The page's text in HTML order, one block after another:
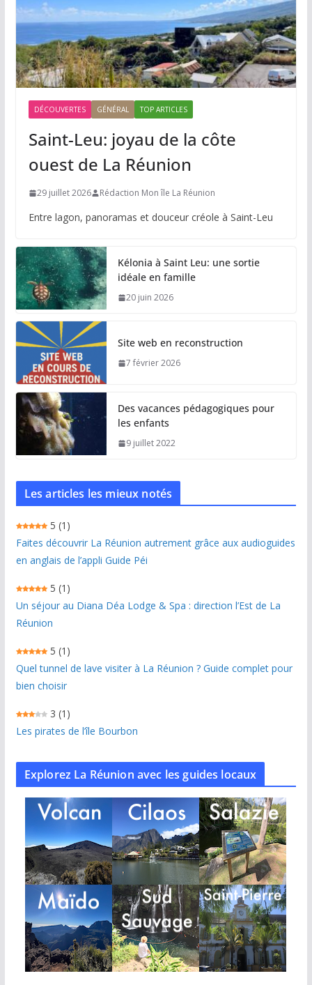
DÉCOUVERTES GÉNÉRAL TOP ARTICLES
Saint-Leu: joyau de la côte
ouest de La Réunion
29 juillet 2026 Rédaction Mon île La Réunion
Entre lagon, panoramas et douceur créole à Saint-Leu
Kélonia à Saint Leu: une sortie
idéale en famille
20 juin 2026
Site web en reconstruction
7 février 2026
Des vacances pédagogiques pour
les enfants
9 juillet 2022
Les articles les mieux notés
5 (1)
Faites découvrir La Réunion autrement grâce aux audioguides
en anglais de l’appli Guide Péi
5 (1)
Un séjour au Diana Déa Lodge & Spa : direction l’Est de La
Réunion
5 (1)
Quel tunnel de lave visiter à La Réunion ? Guide complet pour
bien choisir
3 (1)
Les pirates de l’île Bourbon
Explorez La Réunion avec les guides locaux